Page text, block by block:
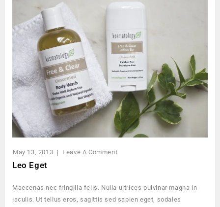
May 13, 2013 Leave A Comment
Leo Eget
Maecenas nec fringilla felis. Nulla ultrices pulvinar magna in
iaculis. Ut tellus eros, sagittis sed sapien eget, sodales